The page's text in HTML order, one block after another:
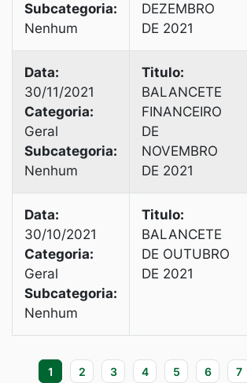
Subcategoria:
Nenhum
DEZEMBRO
DE 2021
Data:
30/11/2021
Categoria:
Geral
Subcategoria:
Nenhum
Titulo:
BALANCETE
FINANCEIRO
DE
NOVEMBRO
DE 2021
Data:
30/10/2021
Categoria:
Geral
Subcategoria:
Nenhum
Titulo:
BALANCETE
DE OUTUBRO
DE 2021
1 2 3 4 5 6 7